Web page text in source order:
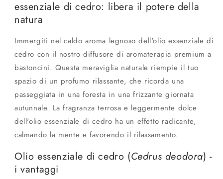
essenziale di cedro: libera il potere della
natura
Immergiti nel caldo aroma legnoso dell'olio essenziale di
cedro con il nostro diffusore di aromaterapia premium a
bastoncini. Questa meraviglia naturale riempie il tuo
spazio di un profumo rilassante, che ricorda una
passeggiata in una foresta in una frizzante giornata
autunnale. La fragranza terrosa e leggermente dolce
dell'olio essenziale di cedro ha un effetto radicante,
calmando la mente e favorendo il rilassamento.
Olio essenziale di cedro (Cedrus deodora) -
i vantaggi